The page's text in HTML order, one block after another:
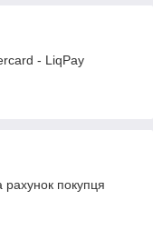
- LiqPay
рахунок покупця